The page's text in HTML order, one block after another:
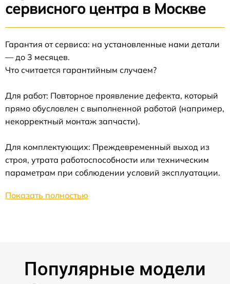
сервисного центра в Москве
Гарантия от сервиса: на установленные нами детали
— до 3 месяцев.
Что считается гарантийным случаем?
Для работ: Повторное проявление дефекта, который
прямо обусловлен с выполненной работой (например,
некорректный монтаж запчасти).
Для комплектующих: Преждевременный выход из
строя, утрата работоспособности или техническим
параметрам при соблюдении условий эксплуатации.
Показать полностью
Популярные модели